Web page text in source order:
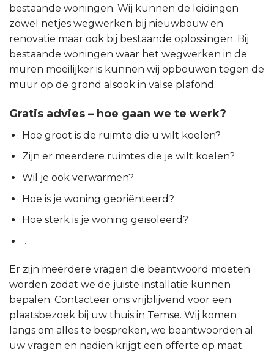
bestaande woningen. Wij kunnen de leidingen
zowel netjes wegwerken bij nieuwbouw en
renovatie maar ook bij bestaande oplossingen. Bij
bestaande woningen waar het wegwerken in de
muren moeilijker is kunnen wij opbouwen tegen de
muur op de grond alsook in valse plafond.
Gratis advies – hoe gaan we te werk?
Hoe groot is de ruimte die u wilt koelen?
Zijn er meerdere ruimtes die je wilt koelen?
Wil je ook verwarmen?
Hoe is je woning georiënteerd?
Hoe sterk is je woning geïsoleerd?
…
Er zijn meerdere vragen die beantwoord moeten
worden zodat we de juiste installatie kunnen
bepalen. Contacteer ons vrijblijvend voor een
plaatsbezoek bij uw thuis in Temse. Wij komen
langs om alles te bespreken, we beantwoorden al
uw vragen en nadien krijgt een offerte op maat.